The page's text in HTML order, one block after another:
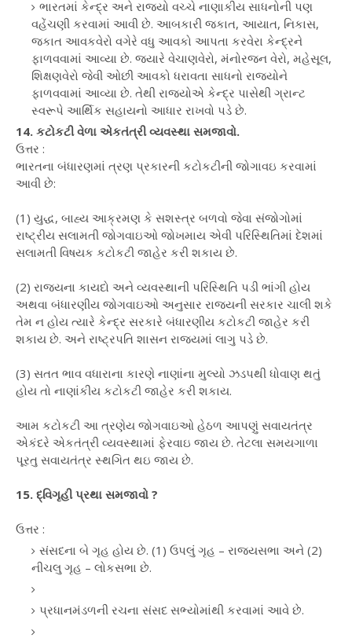
ભારતમાં કેન્દ્ર અને રાજ્યો વચ્ચે નાણાકીય સાધનોની પણ
વહેંચણી કરવામાં આવી છે. આબકારી જકાત, આયાત, નિકાસ,
જકાત આવકવેરો વગેરે વધુ આવકો આપતા કરવેરા કેન્દ્રને
ફાળવવામાં આવ્યા છે. જ્યારે વેચાણવેરો, મંનોરજન વેરો, મહેસૂલ,
શિક્ષણવેરો જેવી ઓછી આવકો ધરાવતા સાધનો રાજ્યોને
ફાળવવામાં આવ્યા છે. તેથી રાજ્યોએ કેન્દ્ર પાસેથી ગ્રાન્ટ
સ્વરૂપે આર્થિક સહાયનો આધાર રાખવો પડે છે.
14. કટોકટી વેળા એકતંત્રી વ્યવસ્થા સમજાવો.
ઉત્તર :
ભારતના બંધારણમાં ત્રણ પ્રકારની કટોકટીની જોગાવઇ કરવામાં
આવી છે:
(1) યુદ્ધ, બાહ્ય આક્રમણ કે સશસ્ત્ર બળવો જેવા સંજોગોમાં
રાષ્ટ્રીય સલામતી જોગવાઇઓ જોખમાય એવી પરિસ્થિતિમાં દેશમાં
સલામતી વિષયક કટોકટી જાહેર કરી શકાય છે.
(2) રાજ્યના કાયદો અને વ્યવસ્થાની પરિસ્થિતિ પડી ભાંગી હોય
અથવા બંધારણીય જોગવાઇઓ અનુસાર રાજ્યની સરકાર ચાલી શકે
તેમ ન હોય ત્યારે કેન્દ્ર સરકારે બંધારણીય કટોકટી જાહેર કરી
શકાય છે. અને રાષ્ટ્રપતિ શાસન રાજ્યમાં લાગુ પડે છે.
(3) સતત ભાવ વધારાના કારણે નાણાંના મુલ્યો ઝડપથી ધોવાણ થતું
હોય તો નાણાંકીય કટોકટી જાહેર કરી શકાય.
આમ કટોકટી આ ત્રણેય જોગવાઇઓ હેઠળ આપણું સવાયતંત્ર
એકંદરે એકતંત્રી વ્યવસ્થામાં ફેરવાઇ જાય છે. તેટલા સમયગાળા
પૂરતુ સવાયતંત્ર સ્થગિત થઇ જાય છે.
15. દ્વિગૃહી પ્રથા સમજાવો ?
ઉત્તર :
સંસદના બે ગૃહ હોય છે. (1) ઉપલું ગૃહ – રાજ્યસભા અને (2)
નીચલુ ગૃહ – લોકસભા છે.
પ્રધાનમંડળની રચના સંસદ સભ્યોમાંથી કરવામાં આવે છે.